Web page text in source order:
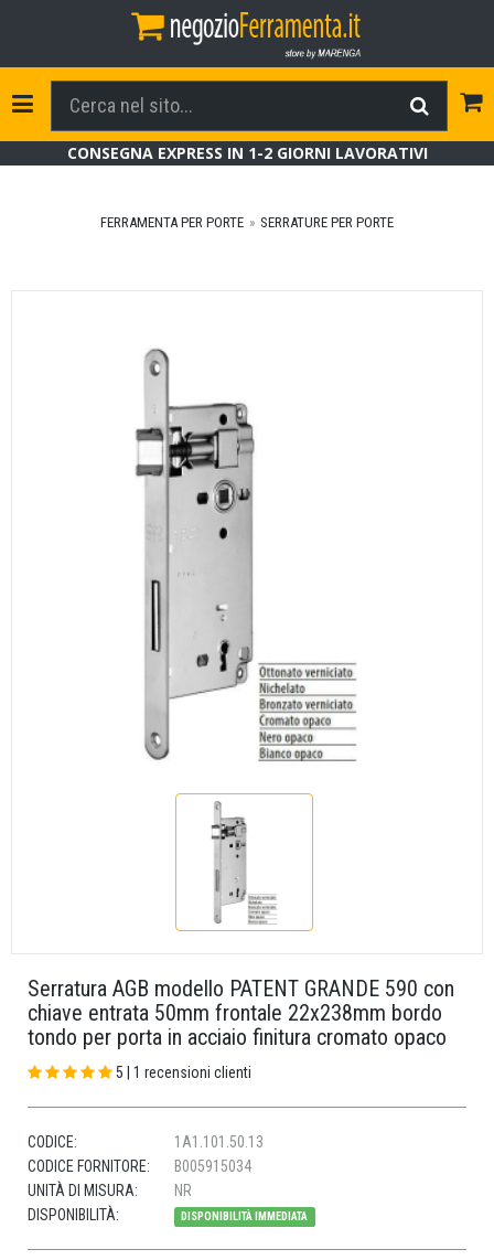
Toggle Navigation
CONSEGNA EXPRESS IN 1-2 GIORNI LAVORATIVI
FERRAMENTA PER PORTE SERRATURE PER PORTE
Serratura AGB modello PATENT GRANDE 590 con
chiave entrata 50mm frontale 22x238mm bordo
tondo per porta in acciaio finitura cromato opaco
5 | 1 recensioni clienti
CODICE:
1A1.101.50.13
CODICE FORNITORE:
B005915034
UNITÀ DI MISURA:
NR
DISPONIBILITÀ:
DISPONIBILITÀ IMMEDIATA